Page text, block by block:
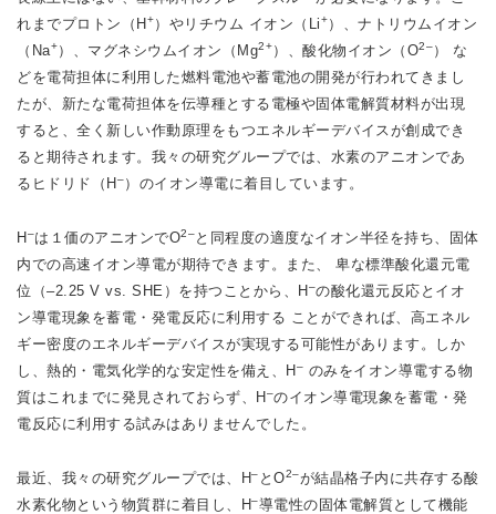
れまでプロトン（H+）やリチウム イオン（Li+）、ナトリウムイオン
（Na+）、マグネシウムイオン（Mg2+）、酸化物イオン（O2–） な
どを電荷担体に利用した燃料電池や蓄電池の開発が行われてきまし
たが、新たな電荷担体を伝導種とする電極や固体電解質材料が出現
すると、全く新しい作動原理をもつエネルギーデバイスが創成でき
ると期待されます。我々の研究グループでは、水素のアニオンであ
るヒドリド（H–）のイオン導電に着目しています。
H–は１価のアニオンでO2–と同程度の適度なイオン半径を持ち、固体
内での高速イオン導電が期待できます。また、 卑な標準酸化還元電
位（–2.25 V vs. SHE）を持つことから、H–の酸化還元反応とイオ
ン導電現象を蓄電・発電反応に利用する ことができれば、高エネル
ギー密度のエネルギーデバイスが実現する可能性があります。しか
し、熱的・電気化学的な安定性を備え、H– のみをイオン導電する物
質はこれまでに発見されておらず、H–のイオン導電現象を蓄電・発
電反応に利用する試みはありませんでした。
最近、我々の研究グループでは、H– とO2–が結晶格子内に共存する酸
水素化物という物質群に着目し、H–導電性の固体電解質として機能